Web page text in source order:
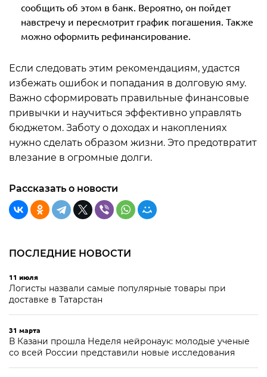
сообщить об этом в банк. Вероятно, он пойдет
навстречу и пересмотрит график погашения. Также
можно оформить рефинансирование.
Если следовать этим рекомендациям, удастся
избежать ошибок и попадания в долговую яму.
Важно сформировать правильные финансовые
привычки и научиться эффективно управлять
бюджетом. Заботу о доходах и накоплениях
нужно сделать образом жизни. Это предотвратит
влезание в огромные долги.
Рассказать о новости
ПОСЛЕДНИЕ НОВОСТИ
11 июля
Логисты назвали самые популярные товары при
доставке в Татарстан
31 марта
В Казани прошла Неделя нейронаук: молодые ученые
со всей России представили новые исследования